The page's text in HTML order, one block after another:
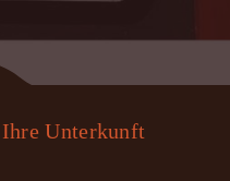
Unterkunft